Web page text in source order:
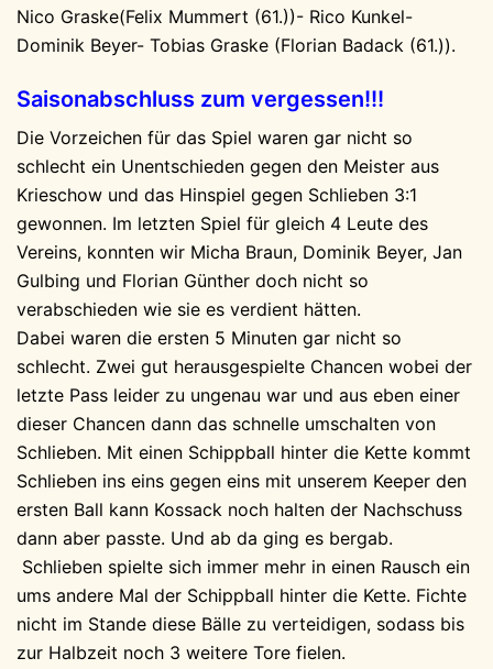
Nico Graske(Felix Mummert (61.))- Rico Kunkel-
Dominik Beyer- Tobias Graske (Florian Badack (61.)).
Saisonabschluss zum vergessen!!!
Die Vorzeichen für das Spiel waren gar nicht so
schlecht ein Unentschieden gegen den Meister aus
Krieschow und das Hinspiel gegen Schlieben 3:1
gewonnen. Im letzten Spiel für gleich 4 Leute des
Vereins, konnten wir Micha Braun, Dominik Beyer, Jan
Gulbing und Florian Günther doch nicht so
verabschieden wie sie es verdient hätten.
Dabei waren die ersten 5 Minuten gar nicht so
schlecht. Zwei gut herausgespielte Chancen wobei der
letzte Pass leider zu ungenau war und aus eben einer
dieser Chancen dann das schnelle umschalten von
Schlieben. Mit einen Schippball hinter die Kette kommt
Schlieben ins eins gegen eins mit unserem Keeper den
ersten Ball kann Kossack noch halten der Nachschuss
dann aber passte. Und ab da ging es bergab.
Schlieben spielte sich immer mehr in einen Rausch ein
ums andere Mal der Schippball hinter die Kette. Fichte
nicht im Stande diese Bälle zu verteidigen, sodass bis
zur Halbzeit noch 3 weitere Tore fielen.